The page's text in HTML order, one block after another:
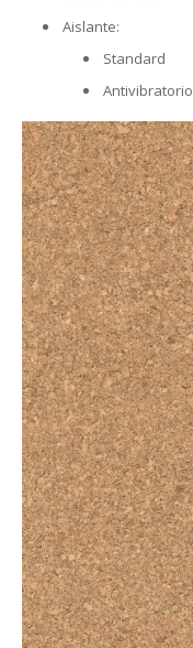
Finsa
Rodapié lacado
La Solucion
Aislante:
Standard
Antivibratorio